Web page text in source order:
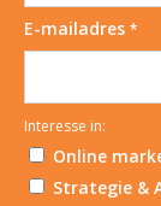
E-mailadres *
Interesse in:
Online
Strategie &